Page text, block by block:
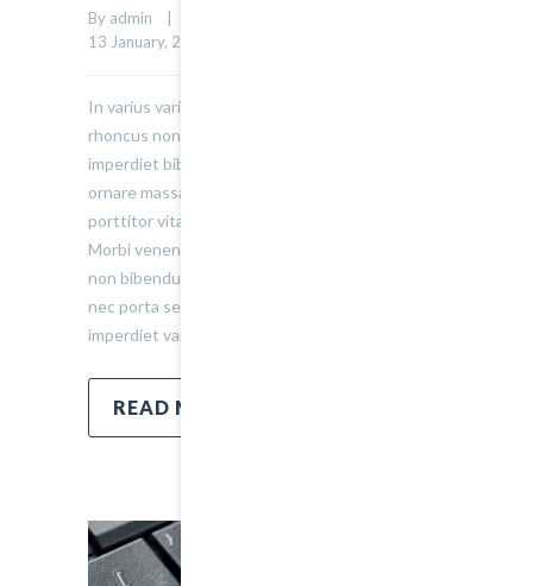
By admin    |    Uncategorized    |
13 January, 2015    |
In varius varius justo, eget ultrices mauris
rhoncus non. Morbi tristique, mauris eu
imperdiet bibendum, velit diam iaculis velit, in
ornare massa enim at lorem. Etiam risus diam,
porttitor vitae ultrices quis. Dapibus id dolor.
Morbi venenatis lacinia rhoncus. Pellentesque
non bibendum tellus, vitae semper sem. Morbi
nec porta sem, eget egestas leo. Donec
imperdiet varius urna…
READ MORE